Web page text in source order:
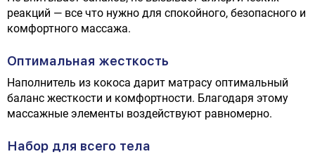
реакций — все что нужно для спокойного, безопасного и
комфортного массажа.
Оптимальная жесткость
Наполнитель из кокоса дарит матрасу оптимальный
баланс жесткости и комфортности. Благодаря этому
массажные элементы воздействуют равномерно.
Набор для всего тела